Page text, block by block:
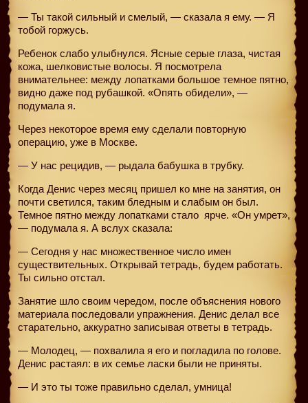
— Ты такой сильный и смелый, — сказала я ему. — Я
тобой горжусь.
Ребенок слабо улыбнулся. Ясные серые глаза, чистая
кожа, шелковистые волосы. Я посмотрела
внимательнее: между лопатками большое темное пятно,
видно даже под рубашкой. «Опять обидели», —
подумала я.
Через некоторое время ему сделали повторную
операцию, уже в Москве.
— У нас рецидив, — рыдала бабушка в трубку.
Когда Денис через месяц пришел ко мне на занятия, он
почти светился, таким бледным и слабым он был.
Темное пятно между лопатками стало ярче. «Он умрет»,
— подумала я. А вслух сказала:
— Сегодня у нас множественное число имен
существительных. Открывай тетрадь, будем работать.
Ты сильно отстал.
Занятие шло своим чередом, после объяснения нового
материала последовали упражнения. Денис делал все
старательно, аккуратно записывая ответы в тетрадь.
— Молодец, — похвалила я его и погладила по голове.
Денис растаял: в их семье ласки были не приняты.
— И это ты тоже правильно сделал, умница!